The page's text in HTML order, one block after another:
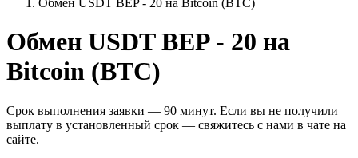
Обмен USDT BEP - 20 на Bitcoin (BTC)
Обмен USDT BEP - 20 на
Bitcoin (BTC)
Срок выполнения заявки — 90 минут. Если вы не получили
выплату в установленный срок — свяжитесь с нами в чате на
сайте.